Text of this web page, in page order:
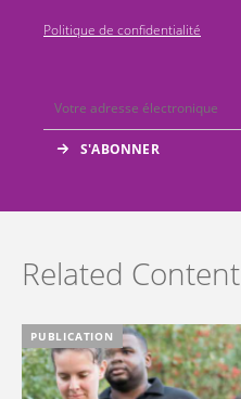
Politique de confidentialité
Related Content
PUBLICATION